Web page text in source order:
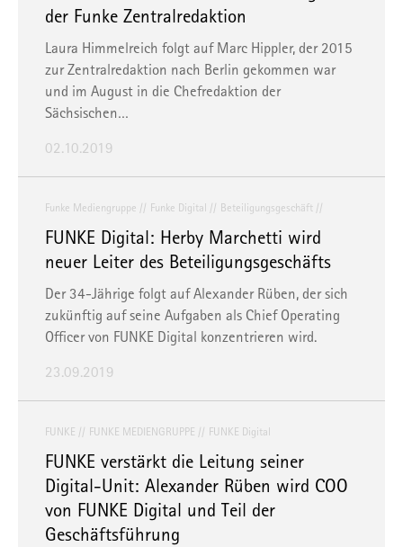
der Funke Zentralredaktion
Laura Himmelreich folgt auf Marc Hippler, der 2015
zur Zentralredaktion nach Berlin gekommen war
und im August in die Chefredaktion der
Sächsischen…
02.10.2019
Funke Mediengruppe Funke Digital Beteiligungsgeschäft
FUNKE Digital: Herby Marchetti wird
neuer Leiter des Beteiligungsgeschäfts
Der 34-Jährige folgt auf Alexander Rüben, der sich
zukünftig auf seine Aufgaben als Chief Operating
Officer von FUNKE Digital konzentrieren wird.
23.09.2019
FUNKE FUNKE MEDIENGRUPPE FUNKE Digital
FUNKE verstärkt die Leitung seiner
Digital-Unit: Alexander Rüben wird COO
von FUNKE Digital und Teil der
Geschäftsführung